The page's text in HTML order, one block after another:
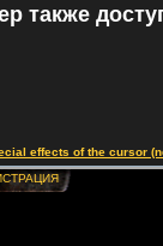
также
effects of the cursor